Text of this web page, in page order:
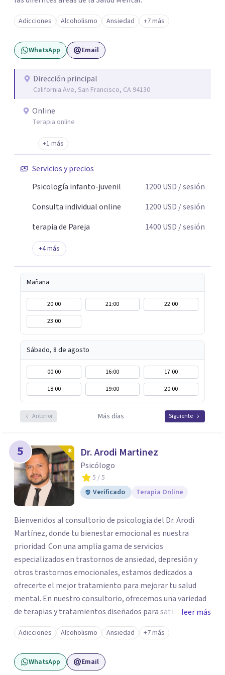
Adicciones Alcoholismo Ansiedad +7 más
WhatsApp Email
Dirección principal
California Ave, San Francisco, CA 94130
Online
Terapia online
+1 más
Servicios y precios
Psicología infanto-juvenil
1200 USD / sesión
Consulta individual online
1200 USD / sesión
terapia de Pareja
1400 USD / sesión
+4más
Mañana
20:00 21:00
22:00
23:00
Sábado, 8 de agosto
00:00 16:00
17:00
18:00
19:00 20:00
Anterior Más días Siguiente
5 Dr. Arodi Martinez
Psicólogo
5 / 5
Verificado
Terapia Online
Bienvenidos al consultorio de psicología del Dr. Arodi
Martínez, donde tu bienestar emocional es nuestra
prioridad. Con una amplia gama de servicios
especializados en trastornos de ansiedad, depresión y
otros trastornos emocionales, estamos dedicados a
ofrecerte el mejor tratamiento para mejorar tu salud
mental. En nuestro consultorio, ofrecemos una variedad
de terapias y tratamientos diseñados para satisfacer tus
necesidades específicas: Terapia para Trastornos de
Ansiedad y Depresión: Somos expertos en el tratamiento
de la ansiedad y la depresión, utilizando enfoques
basados en evidencia para ayudarte a recuperar tu
leer más
Adicciones Alcoholismo Ansiedad +7 más
WhatsApp Email